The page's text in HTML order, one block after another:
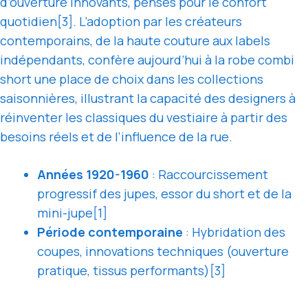
quotidien[3]. L’adoption par les créateurs
contemporains, de la haute couture aux labels
indépendants, confère aujourd’hui à la robe combi
short une place de choix dans les collections
saisonnières, illustrant la capacité des designers à
réinventer les classiques du vestiaire à partir des
besoins réels et de l’influence de la rue.
Années 1920-1960 : Raccourcissement
progressif des jupes, essor du short et de la
mini-jupe[1]
Période contemporaine : Hybridation des
coupes, innovations techniques (ouverture
pratique, tissus performants)[3]